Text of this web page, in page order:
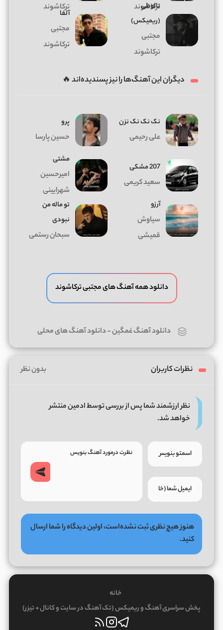
ترکاشوند
ترکاشوند
نالوطی
(ریمیکس)
مجتبی
ترکاشوند
آلفا
مجتبی
ترکاشوند
دیگران این آهنگ‌ها را نیز پسندیده‌اند 🔥
نک نک نک نزن
علی رحیمی
پرو
حسین پارسا
207 مشکی
سعید کریمی
مشتی
امیرحسین
شهرایینی
آرزو
سیاوش
قمیشی
تو ماله من
نبودی
سبحان رستمی
دانلود همه آهنگ های مجتبی ترکاشوند
دانلود آهنگ غمگین-دانلود آهنگ های محلی
نظرات کاربران بدون نظر
نظر ارزشمند شما پس از بررسی توسط ادمین منتشر
خواهد شد.
هنوز هیچ نظری ثبت نشده‌است، اولین دیدگاه را شما ارسال
کنید.
خانه
پخش سراسری آهنگ و ریمیکس (تک آهنگ در سایت و کانال + تیزر)